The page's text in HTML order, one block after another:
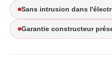
Sans intrusion dans
Garantie constructeur